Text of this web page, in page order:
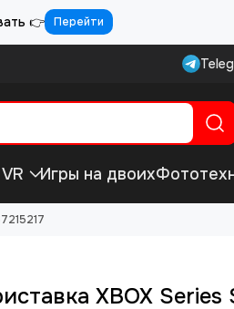
👉 Перейти
Игры на двоих
XBOX